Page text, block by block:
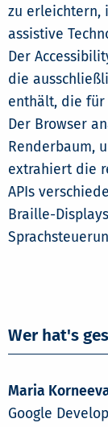
zu erleichtern,
assistive
Der
die
enthält, die für
Der Browser
Renderbaum,
extrahiert die
APIs
Braille-
Wer hat's
Maria
Google